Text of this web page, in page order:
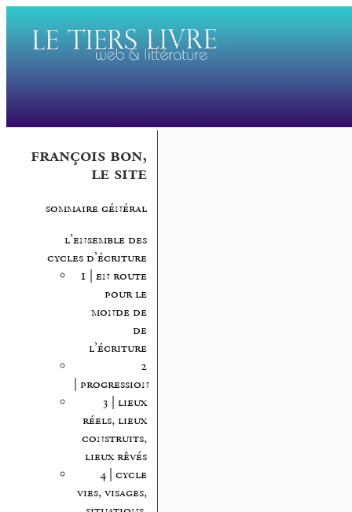
françois bon,
le site
sommaire général
l’ensemble des
cycles d’écriture
1 | en route
pour le
monde de
de
l’écriture
2
| progression
3 | lieux
réels, lieux
construits,
lieux rêvés
4 | cycle
vies, visages,